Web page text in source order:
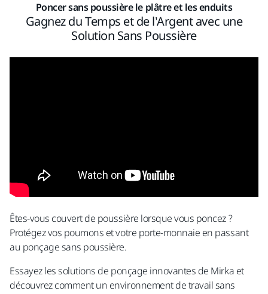
Poncer sans poussière le plâtre et les enduits
Gagnez du Temps et de l’Argent avec une
Solution Sans Poussière
Êtes-vous couvert de poussière lorsque vous poncez ?
Protégez vos poumons et votre porte-monnaie en passant
au ponçage sans poussière.
Essayez les solutions de ponçage innovantes de Mirka et
découvrez comment un environnement de travail sans